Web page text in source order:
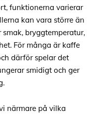
funktionerna varierar
kan vara större än
bryggtemperatur,
För många är kaffe
därför spelar det
smidigt och ger
närmare på vilka